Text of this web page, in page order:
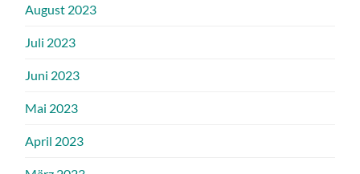
August 2023
Juli 2023
Juni 2023
Mai 2023
April 2023